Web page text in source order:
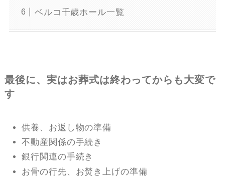
ベルコ千歳ホール一覧
最後に、実はお葬式は終わってからも大変で
す
供養、お返し物の準備
不動産関係の手続き
銀行関連の手続き
お骨の行先、お焚き上げの準備